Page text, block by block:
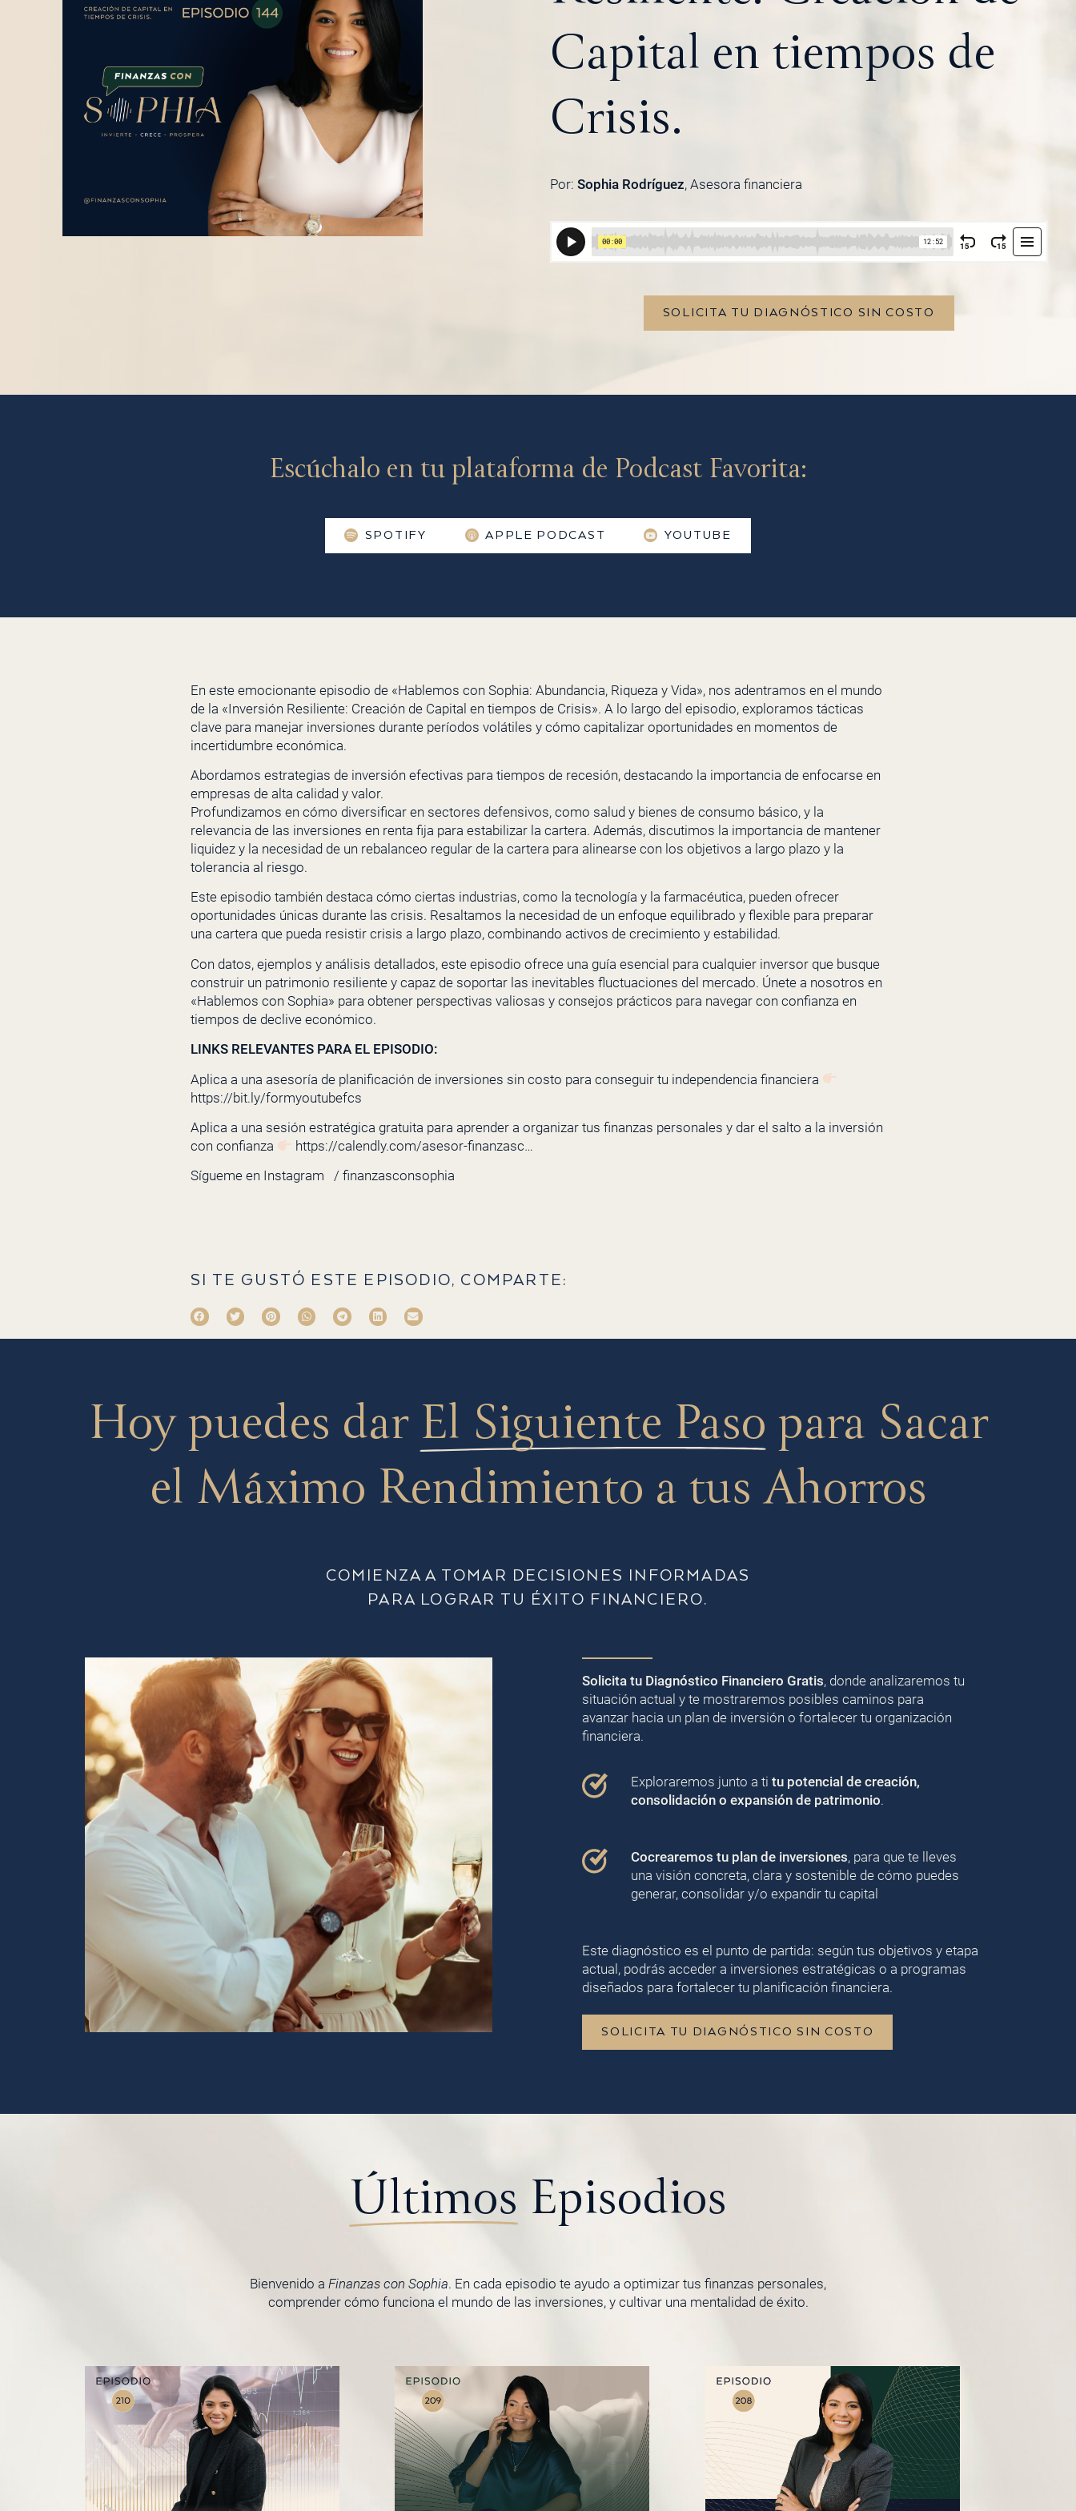
Capital en tiempos de
Crisis.
Por: Sophia Rodríguez, Asesora financiera
SOLICITA TU DIAGNÓSTICO SIN COSTO
Escúchalo en tu plataforma de Podcast Favorita:
SPOTIFY APPLE PODCAST YOUTUBE
En este emocionante episodio de «Hablemos con Sophia: Abundancia, Riqueza y Vida», nos adentramos en el mundo
de la «Inversión Resiliente: Creación de Capital en tiempos de Crisis». A lo largo del episodio, exploramos tácticas
clave para manejar inversiones durante períodos volátiles y cómo capitalizar oportunidades en momentos de
incertidumbre económica.
Abordamos estrategias de inversión efectivas para tiempos de recesión, destacando la importancia de enfocarse en
empresas de alta calidad y valor.
Profundizamos en cómo diversificar en sectores defensivos, como salud y bienes de consumo básico, y la
relevancia de las inversiones en renta fija para estabilizar la cartera. Además, discutimos la importancia de mantener
liquidez y la necesidad de un rebalanceo regular de la cartera para alinearse con los objetivos a largo plazo y la
tolerancia al riesgo.
Este episodio también destaca cómo ciertas industrias, como la tecnología y la farmacéutica, pueden ofrecer
oportunidades únicas durante las crisis. Resaltamos la necesidad de un enfoque equilibrado y flexible para preparar
una cartera que pueda resistir crisis a largo plazo, combinando activos de crecimiento y estabilidad.
Con datos, ejemplos y análisis detallados, este episodio ofrece una guía esencial para cualquier inversor que busque
construir un patrimonio resiliente y capaz de soportar las inevitables fluctuaciones del mercado. Únete a nosotros en
«Hablemos con Sophia» para obtener perspectivas valiosas y consejos prácticos para navegar con confianza en
tiempos de declive económico.
LINKS RELEVANTES PARA EL EPISODIO:
Aplica a una asesoría de planificación de inversiones sin costo para conseguir tu independencia financiera
https://bit.ly/formyoutubefcs
Aplica a una sesión estratégica gratuita para aprender a organizar tus finanzas personales y dar el salto a la inversión
con confianza
https://calendly.com/asesor-finanzasc…
Sígueme en Instagram
/ finanzasconsophia
SI TE GUSTÓ ESTE EPISODIO, COMPARTE:
Hoy puedes dar El Siguiente Paso para Sacar
el Máximo Rendimiento a tus Ahorros
COMIENZA A TOMAR DECISIONES INFORMADAS
PARA LOGRAR TU ÉXITO FINANCIERO.
Solicita tu Diagnóstico Financiero Gratis, donde analizaremos tu
situación actual y te mostraremos posibles caminos para
avanzar hacia un plan de inversión o fortalecer tu organización
financiera.
Exploraremos junto a titu potencial de creación,
consolidación o expansión de patrimonio.
Cocrearemos tu plan de inversiones, para que te lleves
una visión concreta, clara y sostenible de cómo puedes
generar, consolidar y/o expandir tu capital
Este diagnóstico es el punto de partida: según tus objetivos y etapa
actual, podrás acceder a inversiones estratégicas o a programas
diseñados para fortalecer tu planificación financiera.
SOLICITA TU DIAGNÓSTICO SIN COSTO
Últimos Episodios
Bienvenido a Finanzas con Sophia. En cada episodio te ayudo a optimizar tus finanzas personales,
comprender cómo funciona el mundo de las inversiones, y cultivar una mentalidad de éxito.